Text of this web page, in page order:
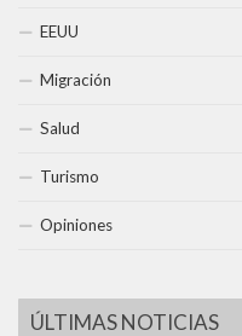
EEUU
Migración
Salud
Turismo
Opiniones
ÚLTIMAS NOTICIAS